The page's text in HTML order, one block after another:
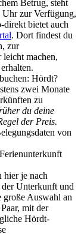
Betrug, steht
zur Verfügung,
direkt bietet auch
. Dort findest du
zur
machen,
Hördt?
zwei Monate
zu
du deine
der Preis.
von
hier je nach
Unterkunft und
große Auswahl an
mit der
Hördt-